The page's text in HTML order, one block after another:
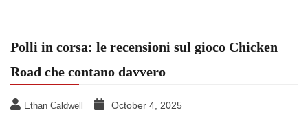
Polli in corsa: le recensioni sul gioco Chicken
Road che contano davvero
Ethan Caldwell October 4, 2025